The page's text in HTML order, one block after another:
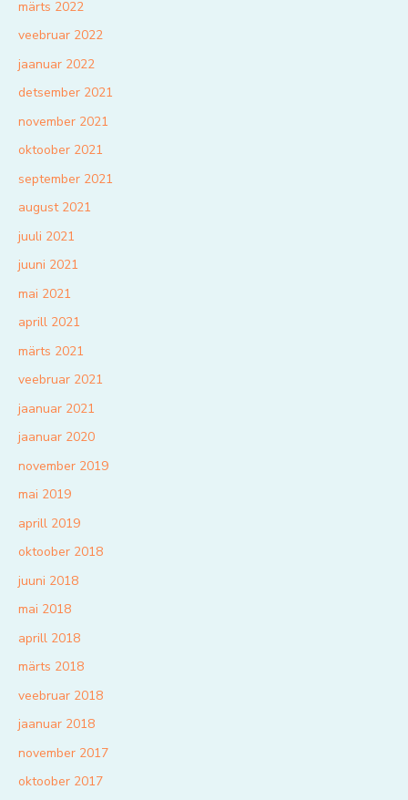
märts 2022
veebruar 2022
jaanuar 2022
detsember 2021
november 2021
oktoober 2021
september 2021
august 2021
juuli 2021
juuni 2021
mai 2021
aprill 2021
märts 2021
veebruar 2021
jaanuar 2021
jaanuar 2020
november 2019
mai 2019
aprill 2019
oktoober 2018
juuni 2018
mai 2018
aprill 2018
märts 2018
veebruar 2018
jaanuar 2018
november 2017
oktoober 2017